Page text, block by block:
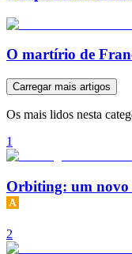
O martírio de
Carregar mais artigos
Os mais lidos nesta
1
Orbiting: um novo
2